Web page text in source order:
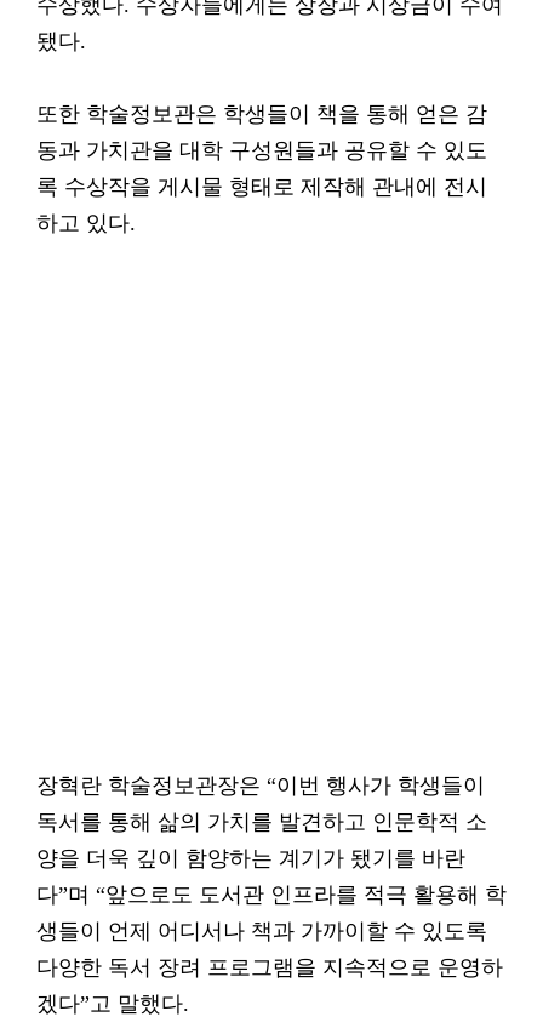
수상했다. 수상자들에게는 상장과 시상금이 수여
됐다.
또한 학술정보관은 학생들이 책을 통해 얻은 감
동과 가치관을 대학 구성원들과 공유할 수 있도
록 수상작을 게시물 형태로 제작해 관내에 전시
하고 있다.
장혁란 학술정보관장은 “이번 행사가 학생들이
독서를 통해 삶의 가치를 발견하고 인문학적 소
양을 더욱 깊이 함양하는 계기가 됐기를 바란
다”며 “앞으로도 도서관 인프라를 적극 활용해 학
생들이 언제 어디서나 책과 가까이할 수 있도록
다양한 독서 장려 프로그램을 지속적으로 운영하
겠다”고 말했다.